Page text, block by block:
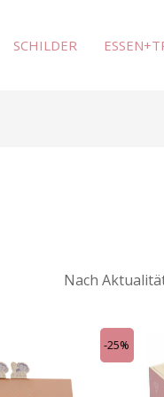
SCHILDER
-25%
war:
Aktueller
CHF 33.70.